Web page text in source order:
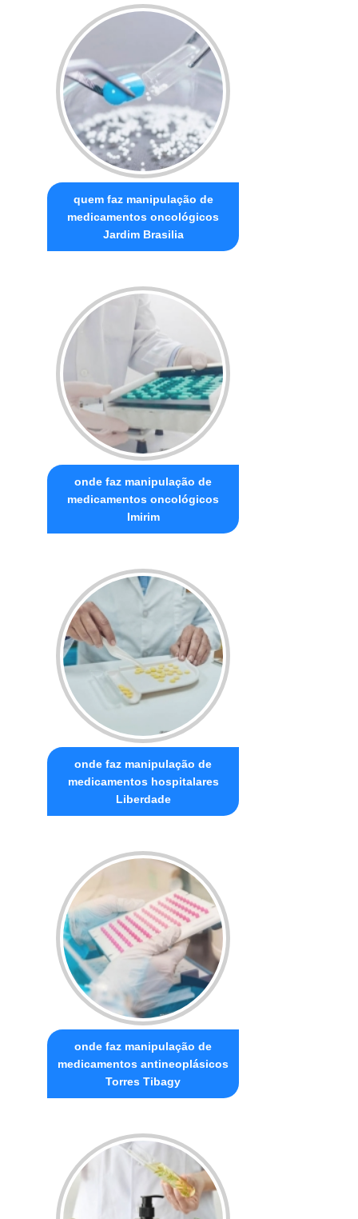
quem faz manipulação de
medicamentos oncológicos
Jardim Brasilia
onde faz manipulação de
medicamentos oncológicos
Imirim
onde faz manipulação de
medicamentos hospitalares
Liberdade
onde faz manipulação de
medicamentos antineoplásicos
Torres Tibagy